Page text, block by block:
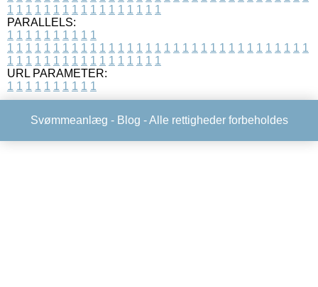
1 1 1 1 1 1 1 1 1 1 1 1 1 1 1 1 1
PARALLELS:
1 1 1 1 1 1 1 1 1 1
1 1 1 1 1 1 1 1 1 1 1 1 1 1 1 1 1 1 1 1 1 1 1 1 1 1 1 1 1 1 1 1 1
1 1 1 1 1 1 1 1 1 1 1 1 1 1 1 1 1
URL PARAMETER:
1 1 1 1 1 1 1 1 1 1
Svømmeanlæg - Blog - Alle rettigheder forbeholdes